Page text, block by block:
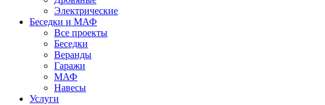
Электрические
Беседки и МАФ
Все проекты
Беседки
Веранды
Гаражи
МАФ
Навесы
Услуги